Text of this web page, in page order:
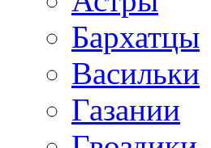
Бархатцы
Васильки
Газании